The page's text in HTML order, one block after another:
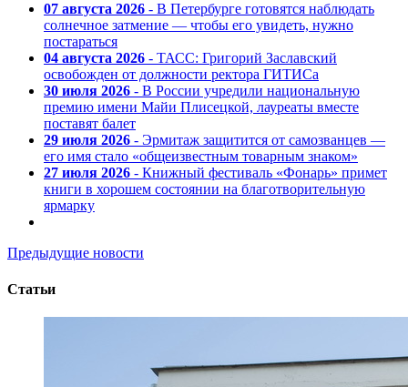
07 августа 2026 - В Петербурге готовятся наблюдать
солнечное затмение — чтобы его увидеть, нужно
постараться
04 августа 2026 - ТАСС: Григорий Заславский
освобожден от должности ректора ГИТИСа
30 июля 2026 - В России учредили национальную
премию имени Майи Плисецкой, лауреаты вместе
поставят балет
29 июля 2026 - Эрмитаж защитится от самозванцев —
его имя стало «общеизвестным товарным знаком»
27 июля 2026 - Книжный фестиваль «Фонарь» примет
книги в хорошем состоянии на благотворительную
ярмарку
Предыдущие новости
Статьи